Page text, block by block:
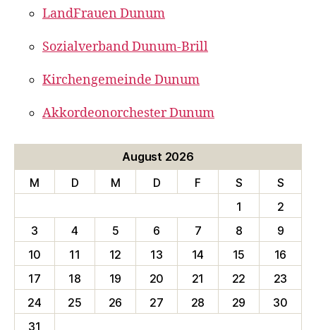
LandFrauen Dunum
Sozialverband Dunum-Brill
Kirchengemeinde Dunum
Akkordeonorchester Dunum
August 2026
M
D M D F S
S
1
2
3
4 5 6 7 8
9
10
11 12 13 14 15
16
17
18 19 20 21 22
23
24
25 26 27 28 29
30
31